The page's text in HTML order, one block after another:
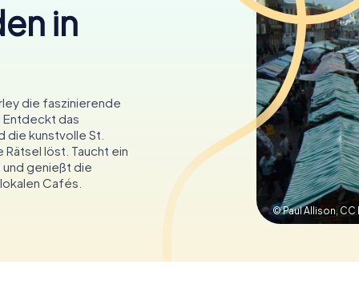
in
die faszinierende
Entdeckt das
die kunstvolle St.
Rätsel löst. Taucht ein
und genießt die
Cafés.
© Paul Allison, CC